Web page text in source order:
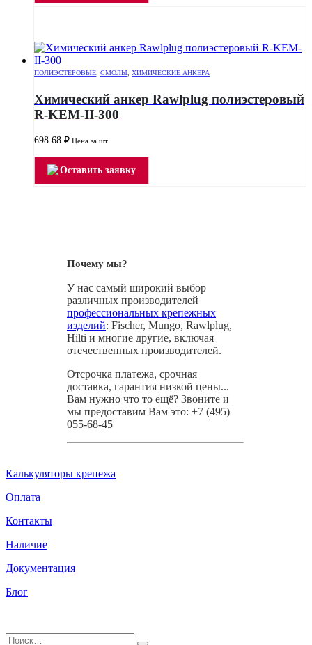
ПОЛИЭСТЕРОВЫЕ, СМОЛЫ, ХИМИЧЕСКИЕ АНКЕРА
Химический анкер Rawlplug полиэстеровый
R-KEM-II-300
698.68 ₽ Цена за шт.
Оставить заявку
Почему мы?
У нас самый широкий выбор
различных производителей
профессиональных крепежных
изделий: Fischer, Mungo, Rawlplug,
Hilti и многие другие, включая
отечественных производителей.
Отсрочка платежа, срочная
доставка, гарантия низкой цены...
Вам нужно что то ещё? Звоните и
мы предоставим Вам это: +7 (495)
055-68-45
Калькуляторы крепежа
Оплата
Контакты
Наличие
Документация
Блог